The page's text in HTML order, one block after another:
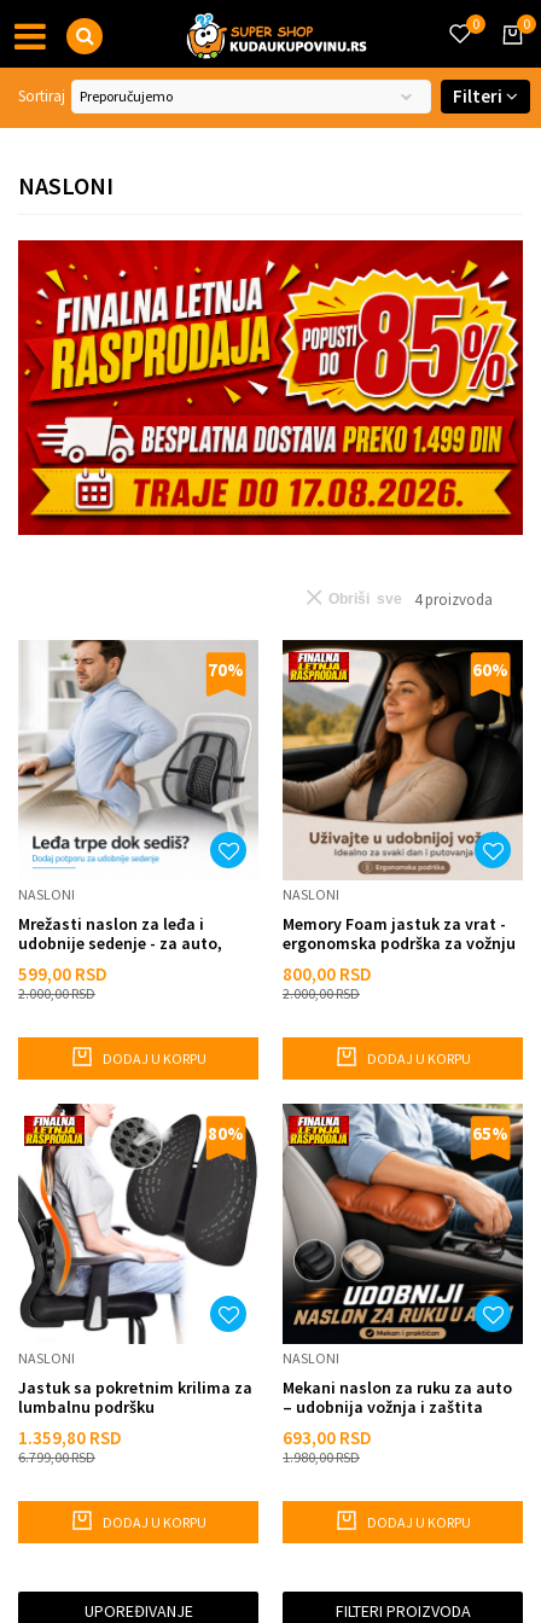
0
0
NASLONI
Sortiraj Filteri
4proizvoda
Obriši sve
70%
NASLONI
Mrežasti naslon za leđa i
udobnije sedenje - za auto,
599,00 RSD
2.000,00RSD
DODAJ U KORPU
60%
NASLONI
Memory Foam jastuk za vrat -
ergonomska podrška za vožnju
800,00 RSD
2.000,00RSD
DODAJ U KORPU
80%
NASLONI
Jastuk sa pokretnim krilima za
lumbalnu podršku
1.359,80 RSD
6.799,00RSD
DODAJ U KORPU
65%
NASLONI
Mekani naslon za ruku za auto
– udobnija vožnja i zaštita
693,00 RSD
1.980,00RSD
DODAJ U KORPU
UPOREĐIVANJE FILTERI PROIZVODA